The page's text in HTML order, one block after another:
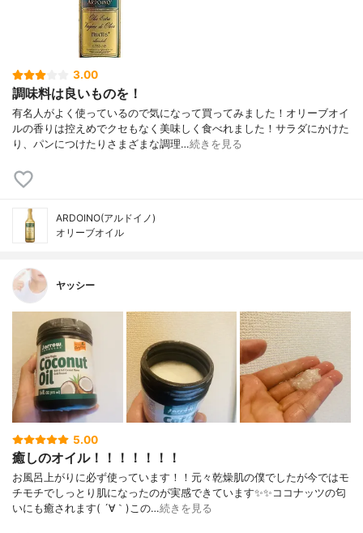
3.00
調味料は良いものを！
有名人がよく使っているので気になって買ってみました！オリーブオイ
ルの香りは控えめでクセもなく美味しく食べれました！サラダにかけた
り、パンにつけたりさまざまな調理…続きを見る
ARDOINO(アルドイノ)
オリーブオイル
ヤッシー
5.00
癒しのオイル！！！！！！！
お風呂上がりに必ず使っています！！元々乾燥肌の僕でしたが今ではモ
チモチでしっとり肌になったのが実感できています✨✨ココナッツの匂
いにも癒されます( ´∀｀)この…続きを見る